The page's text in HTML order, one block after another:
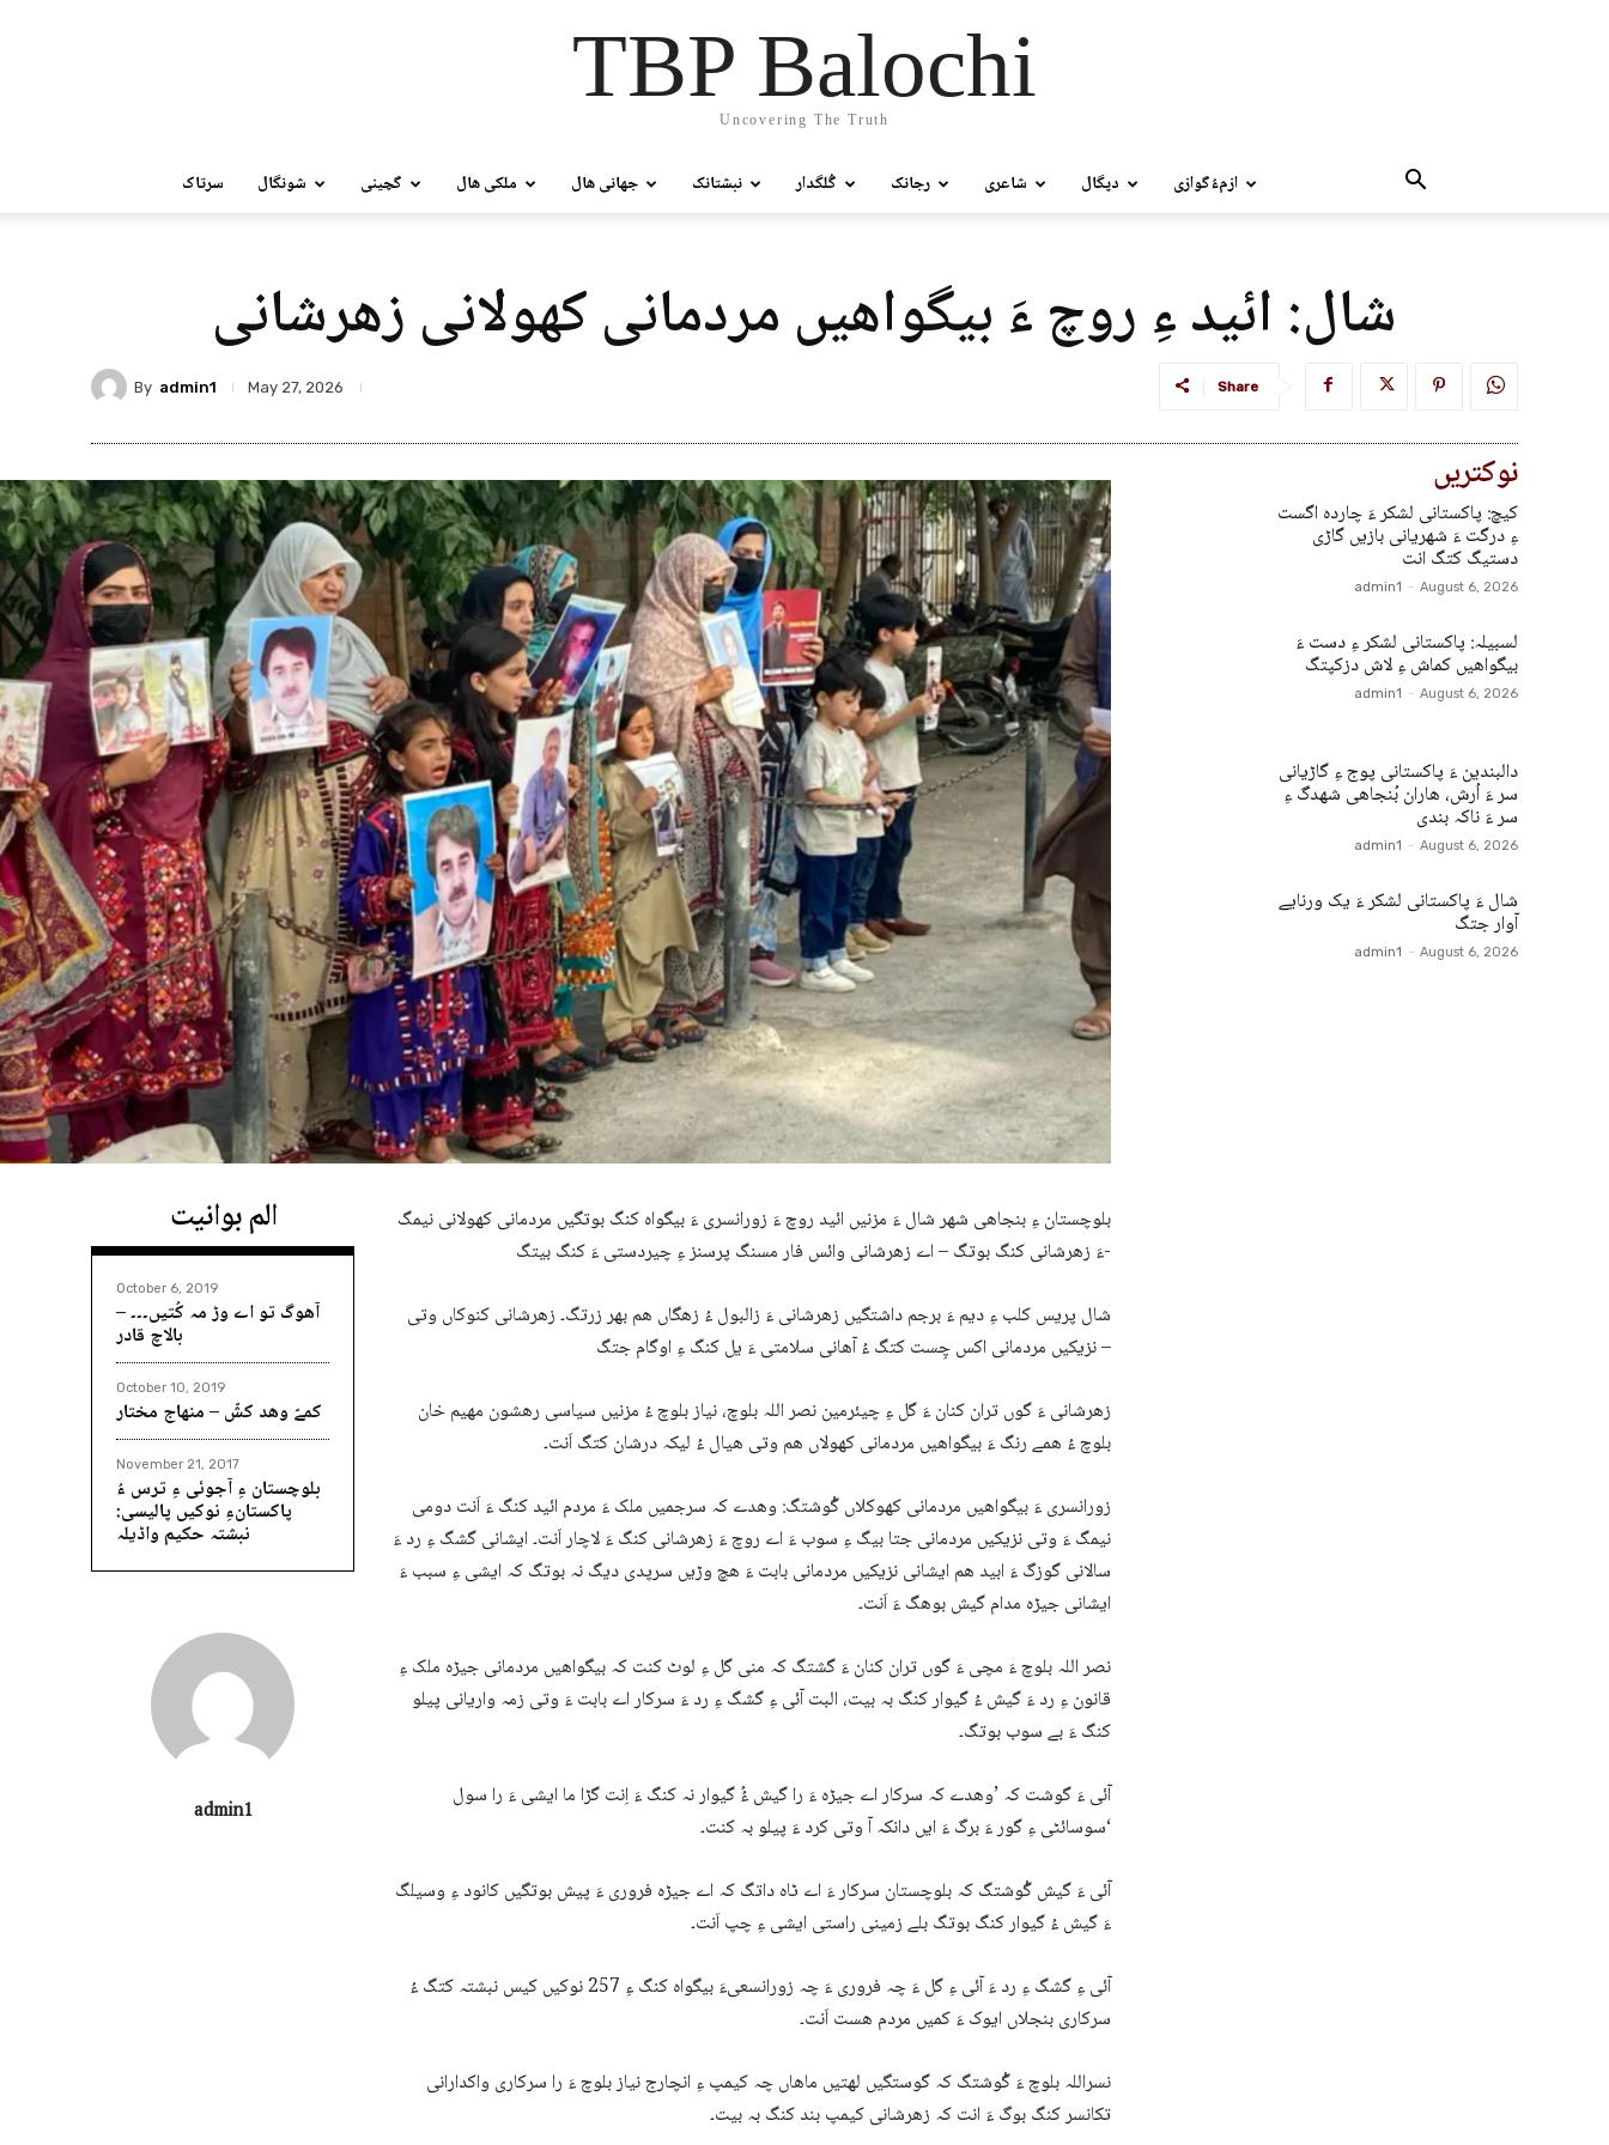
TBP Balochi
Uncovering The Truth
سرتاک شونگال گچینی ملکی ھال جھانی ھال نبشتانک گُلگدار رجانک شاعری دپگال ازمءُگوازی
شال: ائید ءِ روچ ءَ بیگواھیں مردمانی کھولانی زھرشانی
By admin1 May 27, 2026 Share
الم بوانیت
October 6, 2019
آھوگ تو اے وڑ مہ کُتیں۔۔۔ –
بالاچ قادر
October 10, 2019
کمےّ وھد کشّ – منھاج مختار
November 21, 2017
بلوچستان ءِ آجوئی ءِ ترس ءُ
پاکستانءِ نوکیں پالیسی:
نبشتہ حکیم واڈیلہ
admin1
بلوچستان ءِ بنجاھی شھر شال ءَ مزنیں ائید روچ ءَ زورانسری ءَ بیگواہ کنگ بوتگیں مردمانی کھولانی نیمگ
ءَ زھرشانی کنگ بوتگ – اے زھرشانی وائس فار مسنگ پرسنز ءِ چیردستی ءَ کنگ بیتگ-
شال پریس کلب ءِ دیم ءَ برجم داشتگیں زھرشانی ءَ زالبول ءُ زھگاں ھم بھر زرتگ۔ زھرشانی کنوکاں وتی
نزیکیں مردمانی اکس چِست کتگ ءُ آھانی سلامتی ءَ یل کنگ ءِ اوگام جتگ –
زھرشانی ءَ گوں تران کنان ءَ گل ءِ چیئرمین نصر اللہ بلوچ، نیاز بلوچ ءُ مزنیں سیاسی رھشون مھیم خان
بلوچ ءُ ھمے رنگ ءَ بیگواھیں مردمانی کھولاں ھم وتی ھیال ءُ لیکہ درشان کتگ اَنت۔
زورانسری ءَ بیگواھیں مردمانی کھوکلاں گْوشتگ: وھدے کہ سرجمیں ملک ءَ مردم ائید کنگ ءَ اَنت دومی
نیمگ ءَ وتی نزیکیں مردمانی جتا بیگ ءِ سوب ءَ اے روچ ءَ زھرشانی کنگ ءَ لاچار اَنت۔ ایشانی گشگ ءِ رد ءَ
سالانی گوزگ ءَ ابید ھم ایشانی نزیکیں مردمانی بابت ءَ ھچ وڑیں سرپدی دیگ نہ بوتگ کہ ایشی ءِ سبب ءَ
ایشانی جیڑہ مدام گیش بوھگ ءَ اَنت۔
نصر اللہ بلوچ ءَ مچی ءَ گوں تران کنان ءَ گشتگ کہ منی گل ءِ لوٹ کنت کہ بیگواھیں مردمانی جیڑہ ملک ءِ
قانون ءِ رد ءَ گیش ءُ گیوار کنگ بہ بیت، البت آئی ءِ گشگ ءِ رد ءَ سرکار اے بابت ءَ وتی زمہ واریانی پیلو
کنگ ءَ بے سوب بوتگ۔
آئی ءَ گوشت کہ ’وھدے کہ سرکار اے جیڑہ ءَ را گیش ءُُ گیوار نہ کنگ ءَ اِنت گڑا ما ایشی ءَ را سول
سوسائٹی ءِ گور ءَ برگ ءَ ایں دانکہ آ وتی کرد ءَ پیلو بہ کنت۔‘
آئی ءَ گیش گْوشتگ کہ بلوچستان سرکار ءَ اے ٹاہ داتگ کہ اے جیڑہ فروری ءَ پیش بوتگیں کانود ءِ وسیلگ
ءَ گیش ءُ گیوار کنگ بوتگ بلے زمینی راستی ایشی ءِ چپ اَنت۔
آئی ءِ گشگ ءِ رد ءَ آئی ءِ گل ءَ چہ فروری ءَ چہ زورانسعیءَ بیگواہ کنگ ءِ 257 نوکیں کیس نبشتہ کتگ ءُ
سرکاری بنجلاں ایوک ءَ کمیں مردم ھست اَنت۔
نسراللہ بلوچ ءَ گْوشتگ کہ گوستگیں لھتیں ماھاں چہ کیمپ ءِ انچارج نیاز بلوچ ءَ را سرکاری واکدارانی
تکانسر کنگ بوگ ءَ انت کہ زھرشانی کیمپ بند کنگ بہ بیت۔
نوکتریں
کیچ: پاکستانی لشکر ءَ چاردہ اگست
ءِ درگت ءَ شھریانی بازیں گاڑی
دستیگ کتگ انت
admin1 - August 6, 2026
لسبیلہ: پاکستانی لشکر ءِ دست ءَ
بیگواھیں کماش ءِ لاش دزکپتگ
admin1 - August 6, 2026
دالبندین ءَ پاکستانی پوج ءِ گاڑیانی
سر ءَ اُرش، ھاران بُنجاھی شھدگ ءِ
سر ءَ ناکہ بندی
admin1 - August 6, 2026
شال ءَ پاکستانی لشکر ءَ یک ورنایے
آوار جتگ
admin1 - August 6, 2026